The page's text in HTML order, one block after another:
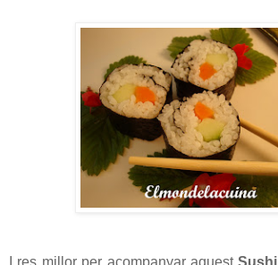
I res millor per acompanyar aquestSushi